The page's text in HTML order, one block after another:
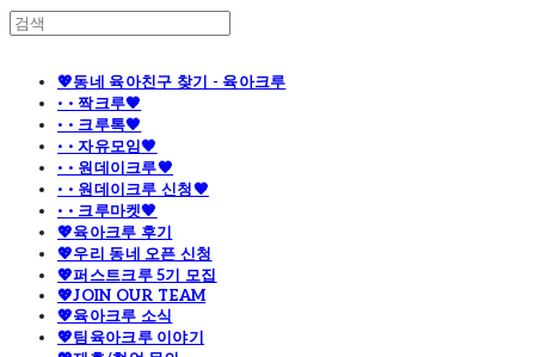
💖동네 육아친구 찾기 - 육아크루
· · 짝크루🧡
· · 크루톡🧡
· · 자유모임🧡
· · 원데이크루🧡
· · 원데이크루 신청🧡
· · 크루마켓🧡
💖육아크루 후기
💖우리 동네 오픈 신청
💖퍼스트크루 5기 모집
💖JOIN OUR TEAM
💖육아크루 소식
💖팀육아크루 이야기